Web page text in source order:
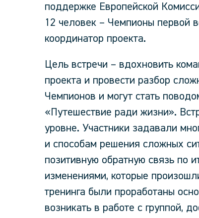
поддержке Европейской
12 человек – Чемпионы первой
координатор проекта.
Цель встречи – вдохновить
проекта и провести разбор
Чемпионов и могут стать
«Путешествие ради жизни».
уровне. Участники задавали
и способам решения сложных
позитивную обратную связь по
изменениями, которые
тренинга были проработаны
возникать в работе с группой,